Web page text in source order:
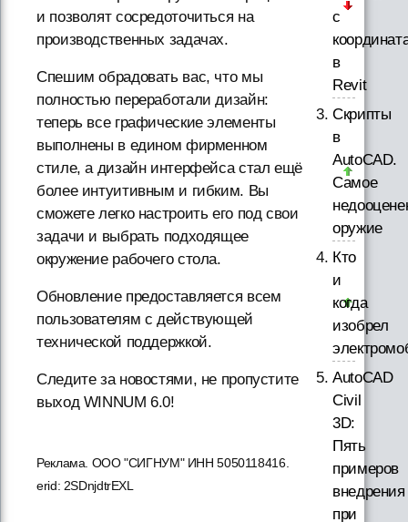
и позволят сосредоточиться на
производственных задачах.
Спешим обрадовать вас, что мы
полностью переработали дизайн:
теперь все графические элементы
выполнены в едином фирменном
стиле, а дизайн интерфейса стал ещё
более интуитивным и гибким. Вы
сможете легко настроить его под свои
задачи и выбрать подходящее
окружение рабочего стола.
Обновление предоставляется всем
пользователям с действующей
технической поддержкой.
Следите за новостями, не пропустите
выход WINNUM 6.0!
Реклама. ООО "СИГНУМ" ИНН 5050118416.
erid: 2SDnjdtrEXL
с
в
Revit
Скрипты
в
AutoCAD.
Самое
оружие
Кто
и
когда
изобрел
AutoCAD
Civil
3D:
Пять
примеров
внедрения
при